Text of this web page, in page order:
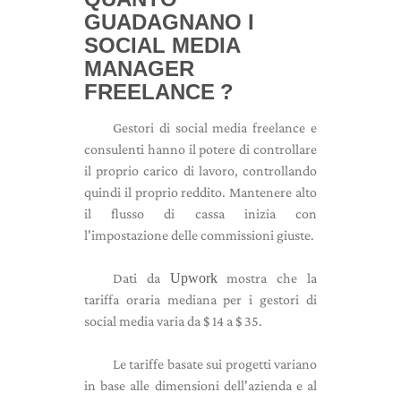
GUADAGNANO I
SOCIAL MEDIA
MANAGER
FREELANCE ?
Gestori di social media freelance e
consulenti hanno il potere di controllare
il proprio carico di lavoro, controllando
quindi il proprio reddito. Mantenere alto
il flusso di cassa inizia con
l'impostazione delle commissioni giuste.
Dati da Upworkmostra che la
tariffa oraria mediana per i gestori di
social media varia da $ 14 a $ 35.
Le tariffe basate sui progetti variano
in base alle dimensioni dell'azienda e al